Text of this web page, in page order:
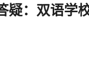
疑：双语学